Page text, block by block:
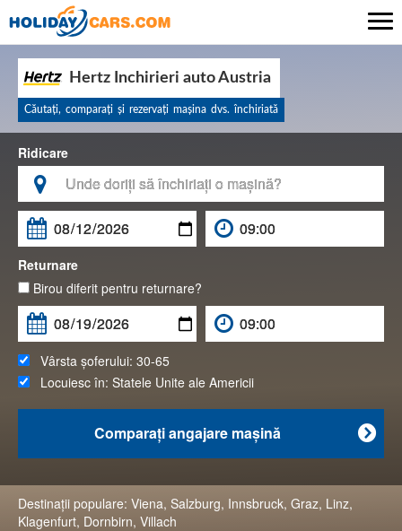
Hertz Inchirieri auto Austria
Căutaţi, comparaţi şi rezervaţi maşina dvs. închiriată
Ridicare


Returnare
Birou diferit pentru returnare?
Vârsta șoferului: 30-65
Locuiesc în: Statele Unite ale Americii

Comparaţi angajare maşină
Destinaţii populare: Viena, Salzburg, Innsbruck, Graz, Linz,
Klagenfurt, Dornbirn, Villach